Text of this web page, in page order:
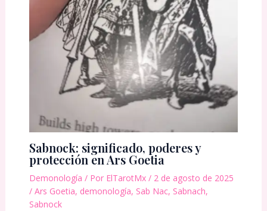
Sabnock: significado, poderes y
protección en Ars Goetia
Demonología / Por ElTarotMx / 2 de agosto de 2025
/ Ars Goetia, demonología, Sab Nac, Sabnach,
Sabnock